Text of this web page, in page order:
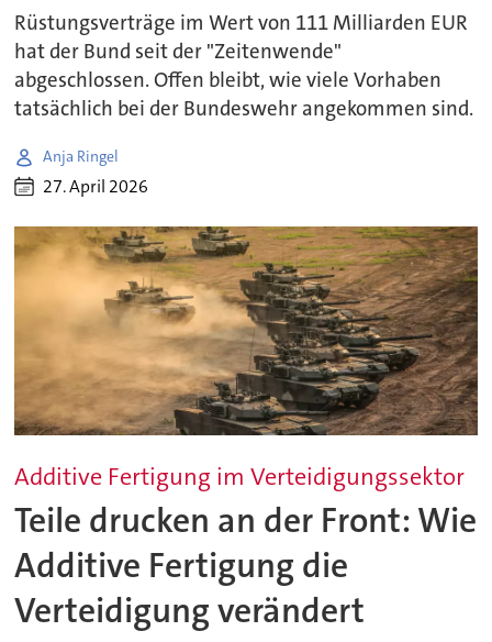
Rüstungsverträge im Wert von 111 Milliarden EUR
hat der Bund seit der "Zeitenwende"
abgeschlossen. Offen bleibt, wie viele Vorhaben
tatsächlich bei der Bundeswehr angekommen sind.
Anja Ringel
27. April 2026
Additive Fertigung im Verteidigungssektor
Teile drucken an der Front: Wie
Additive Fertigung die
Verteidigung verändert